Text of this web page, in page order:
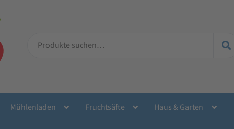
nach:
Mühlenladen Fruchtsäfte Haus & Garten